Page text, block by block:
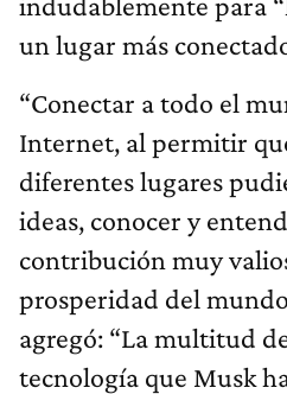
un lugar más
“Conectar a todo el
Internet, al permitir
diferentes lugares
ideas, conocer y
contribución muy
prosperidad del
agregó: “La multitud
tecnología que Musk